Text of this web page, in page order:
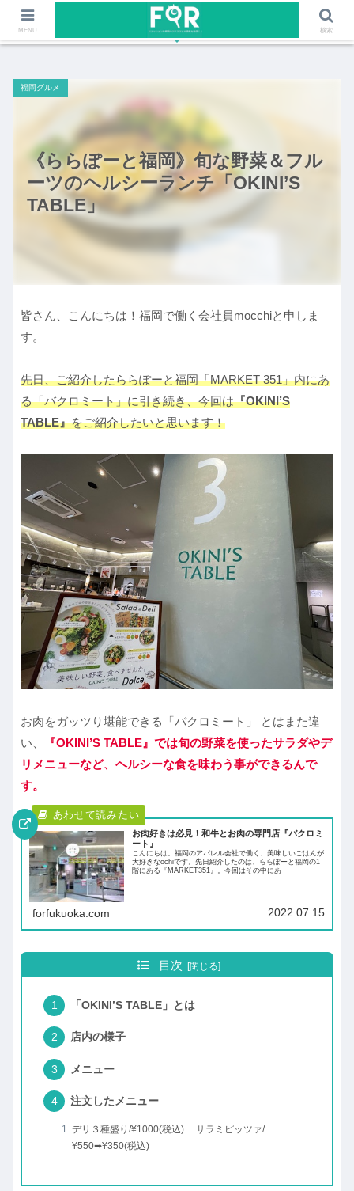
ファッションや福岡のワクワクする情報を発信！！
《ららぽーと福岡》旬な野菜＆フル
ーツのヘルシーランチ「OKINI’S
TABLE」
福岡グルメ
皆さん、こんにちは！福岡で働く会社員mocchiと申しま
す。
先日、ご紹介したららぽーと福岡「MARKET 351」内にあ
る「バクロミート」に引き続き、今回は『OKINI’S
TABLE』をご紹介したいと思います！
お肉をガッツり堪能できる「バクロミート」 とはまた違
い、
『OKINI’S TABLE』では旬の野菜を使ったサラダやデ
リメニューなど、ヘルシーな食を味わう事ができるんで
す。
お肉好きは必見！和牛とお肉の専門店『バクロミ
ート』
こんにちは。福岡のアパレル会社で働く、美味しいごはんが
大好きなochiです。先日紹介したのは、ららぽーと福岡の1
階にある『MARKET351』。今回はその中にあ
forfukuoka.com 2022.07.15
目次
「OKINI’S TABLE」とは
店内の様子
メニュー
注文したメニュー
デリ３種盛り/¥1000(税込) サラミピッツァ/
¥550➡¥350(税込)
MENU 検索